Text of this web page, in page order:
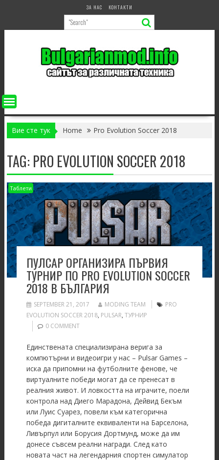
ЗА НАС КОНТАКТИ
Вие сте тук Home Pro Evolution Soccer 2018
TAG: PRO EVOLUTION SOCCER 2018
Таблети
ПУЛСАР ОРГАНИЗИРА ПЪРВИЯ
ТУРНИР ПО PRO EVOLUTION SOCCER
2018 В БЪЛГАРИЯ
SEPTEMBER 21, 2017 MODING TEAM
PRO
EVOLUTION SOCCER 2018, PULSAR, ТУРНИР
0 COMMENT
Единствената специализирана верига за
компютърни и видеоигри у нас – Pulsar Games –
иска да припомни на футболните фенове, че
виртуалните победи могат да се пренесат в
реалния живот. И ловкостта на играчите, поели
контрола над Диего Марадона, Дейвид Бекъм
или Луис Суарез, повели към категорична
победа дигиталните еквиваленти на Барселона,
Ливърпул или Борусия Дортмунд, може да им
донесе съвсем реални награди. След като
новата част на легендарния спортен симулатор